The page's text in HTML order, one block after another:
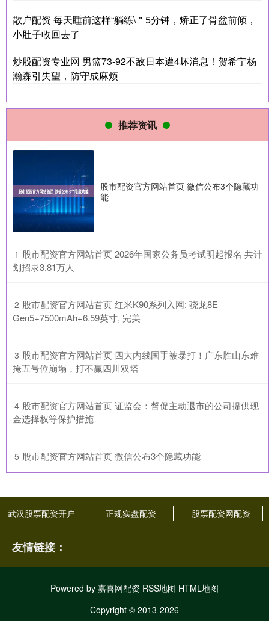
散户配资 每天睡前这样“躺练\＂5分钟，矫正了骨盆前倾，
小肚子收回去了
炒股配资专业网 男篮73-92不敌日本遭4坏消息！贺希宁杨
瀚森引失望，防守成麻烦
推荐资讯
股市配资官方网站首页 微信公布3个隐藏功
能
1 ​股市配资官方网站首页 2026年国家公务员考试明起报名 共计
划招录3.81万人
2 ​股市配资官方网站首页 红米K90系列入网: 骁龙8E
Gen5+7500mAh+6.59英寸, 完美
3 ​股市配资官方网站首页 四大内线国手被暴打！广东胜山东难
掩五号位崩塌，打不赢四川双塔
4 ​股市配资官方网站首页 证监会：督促主动退市的公司提供现
金选择权等保护措施
5 ​股市配资官方网站首页 微信公布3个隐藏功能
武汉股票配资开户 正规实盘配资 股票配资网配资
友情链接：
Powered by 嘉喜网配资 RSS地图 HTML地图
Copyright © 2013-2026